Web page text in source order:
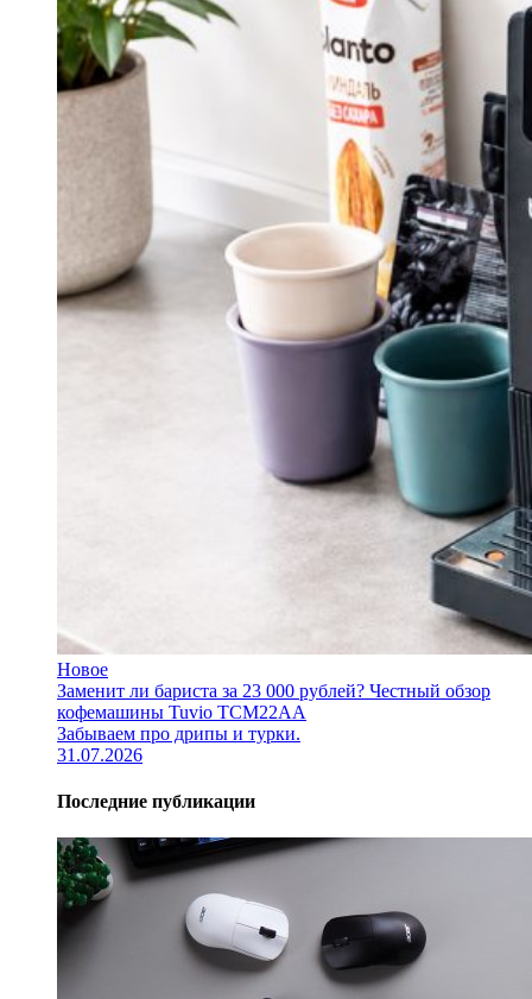
Новое
Заменит ли бариста за 23 000 рублей? Честный обзор
кофемашины Tuvio TCM22AA
Забываем про дрипы и турки.
31.07.2026
Последние публикации